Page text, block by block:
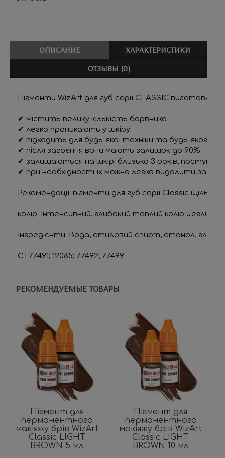
ОПИСАНИЕ
ХАРАКТЕРИСТИКИ
ОТЗЫВЫ (0)
Пігменти WizArt для губ серії CLASSIC
✔ містить велику кількість барвника
✔ легко проникають у шкіру
✔ підходить для будь-якої техніки та будь-якого
✔ після загоєння вони мають залишок до 90%
✔ залишаються на шкірі близько 3 років,
✔ при необхідності їх можна легко видалити за
Рекомендації: пігменти для губ серії Classic
колір: Інтенсивний, глибокий теплий колір цегли.
Інгредієнти: Вода, етиловий спирт, етанол,
C.I 77491; 12085; 77492; 77499
РЕКОМЕНДУЕМЫЕ ТОВАРЫ
Пігмент для
перманентного
макіяжу брів WizArt
Classic LIGHT
BROWN 5 мл
Пігмент для
перманентного
макіяжу брів WizArt
Classic LIGHT
BROWN 10 мл